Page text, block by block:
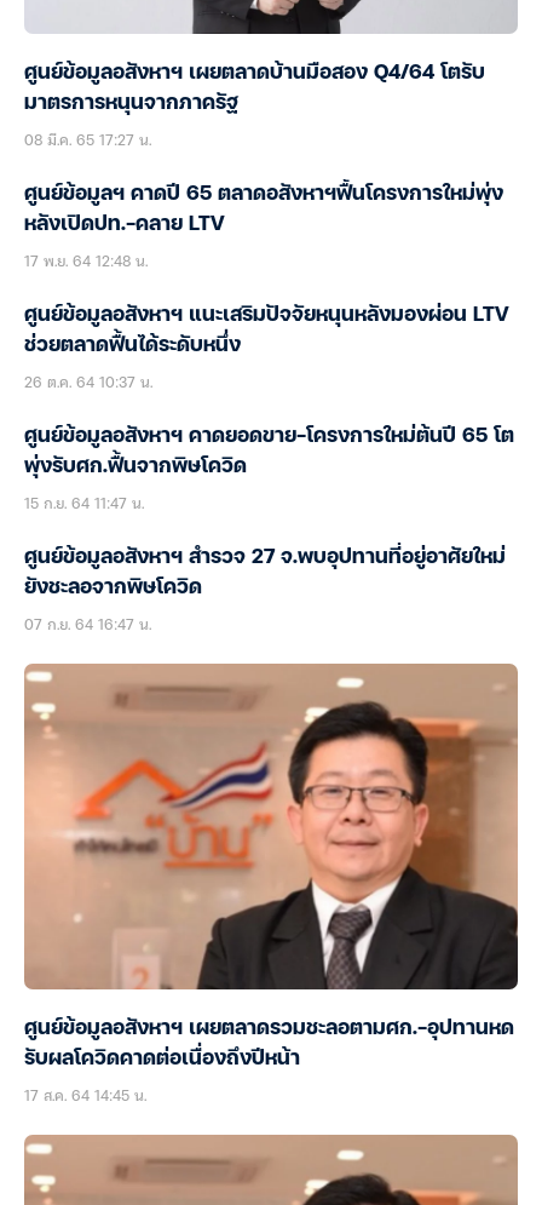
ศูนย์ข้อมูลอสังหาฯ เผยตลาดบ้านมือสอง Q4/64 โตรับ
มาตรการหนุนจากภาครัฐ
08 มี.ค. 65 17:27 น.
ศูนย์ข้อมูลฯ คาดปี 65 ตลาดอสังหาฯฟื้นโครงการใหม่พุ่ง
หลังเปิดปท.-คลาย LTV
17 พ.ย. 64 12:48 น.
ศูนย์ข้อมูลอสังหาฯ แนะเสริมปัจจัยหนุนหลังมองผ่อน LTV
ช่วยตลาดฟื้นได้ระดับหนึ่ง
26 ต.ค. 64 10:37 น.
ศูนย์ข้อมูลอสังหาฯ คาดยอดขาย-โครงการใหม่ต้นปี 65 โต
พุ่งรับศก.ฟื้นจากพิษโควิด
15 ก.ย. 64 11:47 น.
ศูนย์ข้อมูลอสังหาฯ สำรวจ 27 จ.พบอุปทานที่อยู่อาศัยใหม่
ยังชะลอจากพิษโควิด
07 ก.ย. 64 16:47 น.
ศูนย์ข้อมูลอสังหาฯ เผยตลาดรวมชะลอตามศก.-อุปทานหด
รับผลโควิดคาดต่อเนื่องถึงปีหน้า
17 ส.ค. 64 14:45 น.